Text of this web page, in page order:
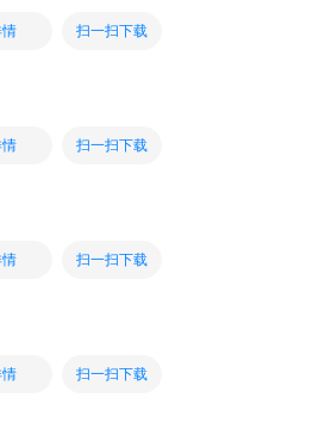
扫一扫下载
扫一扫下载
扫一扫下载
扫一扫下载